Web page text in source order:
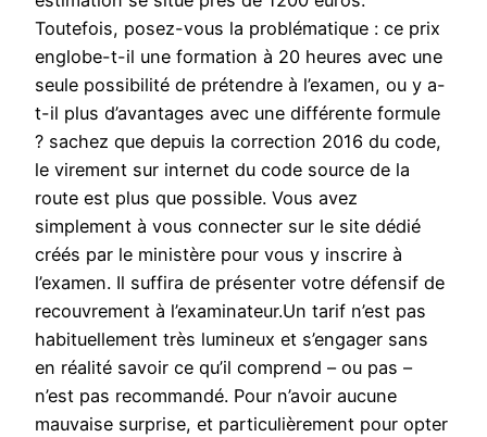
Toutefois, posez-vous la problématique : ce prix
englobe-t-il une formation à 20 heures avec une
seule possibilité de prétendre à l’examen, ou y a-
t-il plus d’avantages avec une différente formule
? sachez que depuis la correction 2016 du code,
le virement sur internet du code source de la
route est plus que possible. Vous avez
simplement à vous connecter sur le site dédié
créés par le ministère pour vous y inscrire à
l’examen. Il suffira de présenter votre défensif de
recouvrement à l’examinateur.Un tarif n’est pas
habituellement très lumineux et s’engager sans
en réalité savoir ce qu’il comprend – ou pas –
n’est pas recommandé. Pour n’avoir aucune
mauvaise surprise, et particulièrement pour opter